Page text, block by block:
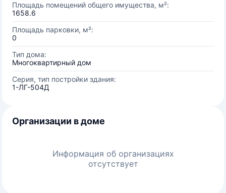
Площадь помещений общего имущества, м²:
1658.6
Площадь парковки, м²:
0
Тип дома:
Многоквартирный дом
Серия, тип постройки здания:
1-ЛГ-504Д
Организации в доме
Информация об организациях
отсутствует